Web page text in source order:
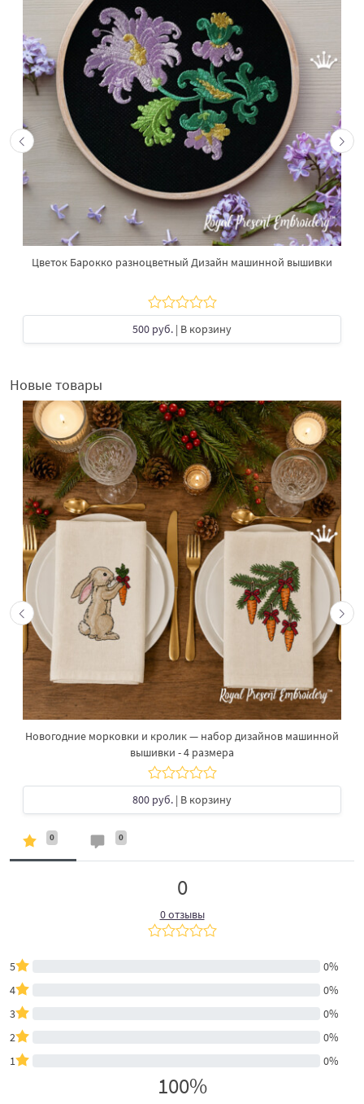
Цветок Барокко разноцветный Дизайн машинной вышивки
500 руб. | В корзину
Новые товары
Новогодние морковки и кролик — набор дизайнов машинной
вышивки - 4 размера
800 руб. | В корзину
0 0
0
0 отзывы
5
0%
4
0%
3
0%
2
0%
1
0%
100%